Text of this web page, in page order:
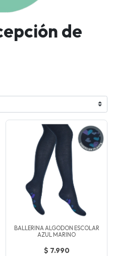
de
BALLERINA ALGODON ESCOLAR
AZUL MARINO
$ 7.990